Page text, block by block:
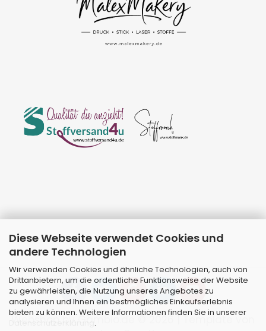
Diese Webseite verwendet Cookies und
andere Technologien
Wir verwenden Cookies und ähnliche Technologien, auch von
Drittanbietern, um die ordentliche Funktionsweise der Website
zu gewährleisten, die Nutzung unseres Angebotes zu
analysieren und Ihnen ein bestmögliches Einkaufserlebnis
bieten zu können. Weitere Informationen finden Sie in unserer
.
Webshopby Gambio.de © 2026 | Template von